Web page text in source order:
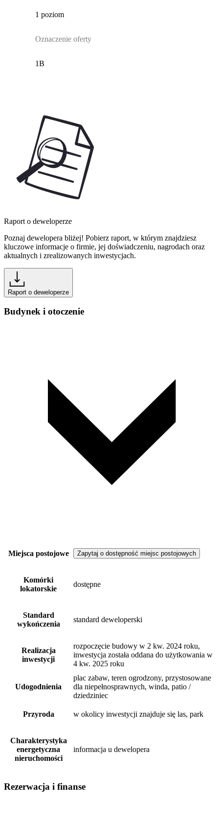
1 poziom
Oznaczenie oferty
1B
Raport o deweloperze
Poznaj dewelopera bliżej! Pobierz raport, w którym znajdziesz
kluczowe informacje o firmie, jej doświadczeniu, nagrodach oraz
aktualnych i zrealizowanych inwestycjach.
Raport o deweloperze
Budynek i otoczenie
Miejsca postojowe Zapytaj o dostępność miejsc postojowych
Komórki
lokatorskie
dostępne
Standard
wykończenia
standard deweloperski
Realizacja
inwestycji
rozpoczęcie budowy w 2 kw. 2024 roku,
inwestycja została oddana do użytkowania w
4 kw. 2025 roku
Udogodnienia
plac zabaw, teren ogrodzony, przystosowane
dla niepełnosprawnych, winda, patio /
dziedziniec
Przyroda w okolicy inwestycji znajduje się las, park
Charakterystyka
energetyczna
nieruchomości
informacja u dewelopera
Rezerwacja i finanse